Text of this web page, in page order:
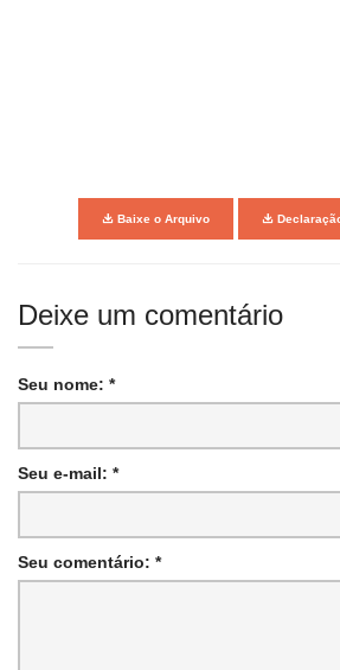
Baixe o Arquivo
Deixe um comentário
Seu nome: *
Seu e-mail: *
Seu comentário: *